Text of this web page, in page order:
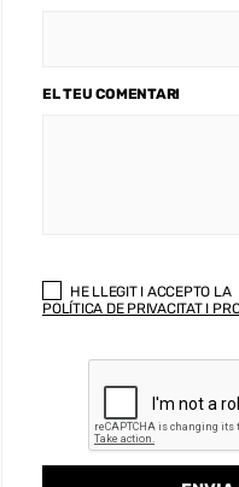
EL TEU COMENTARI
HE LLEGIT I ACCEPTO LA
POLÍTICA DE PRIVACITAT I